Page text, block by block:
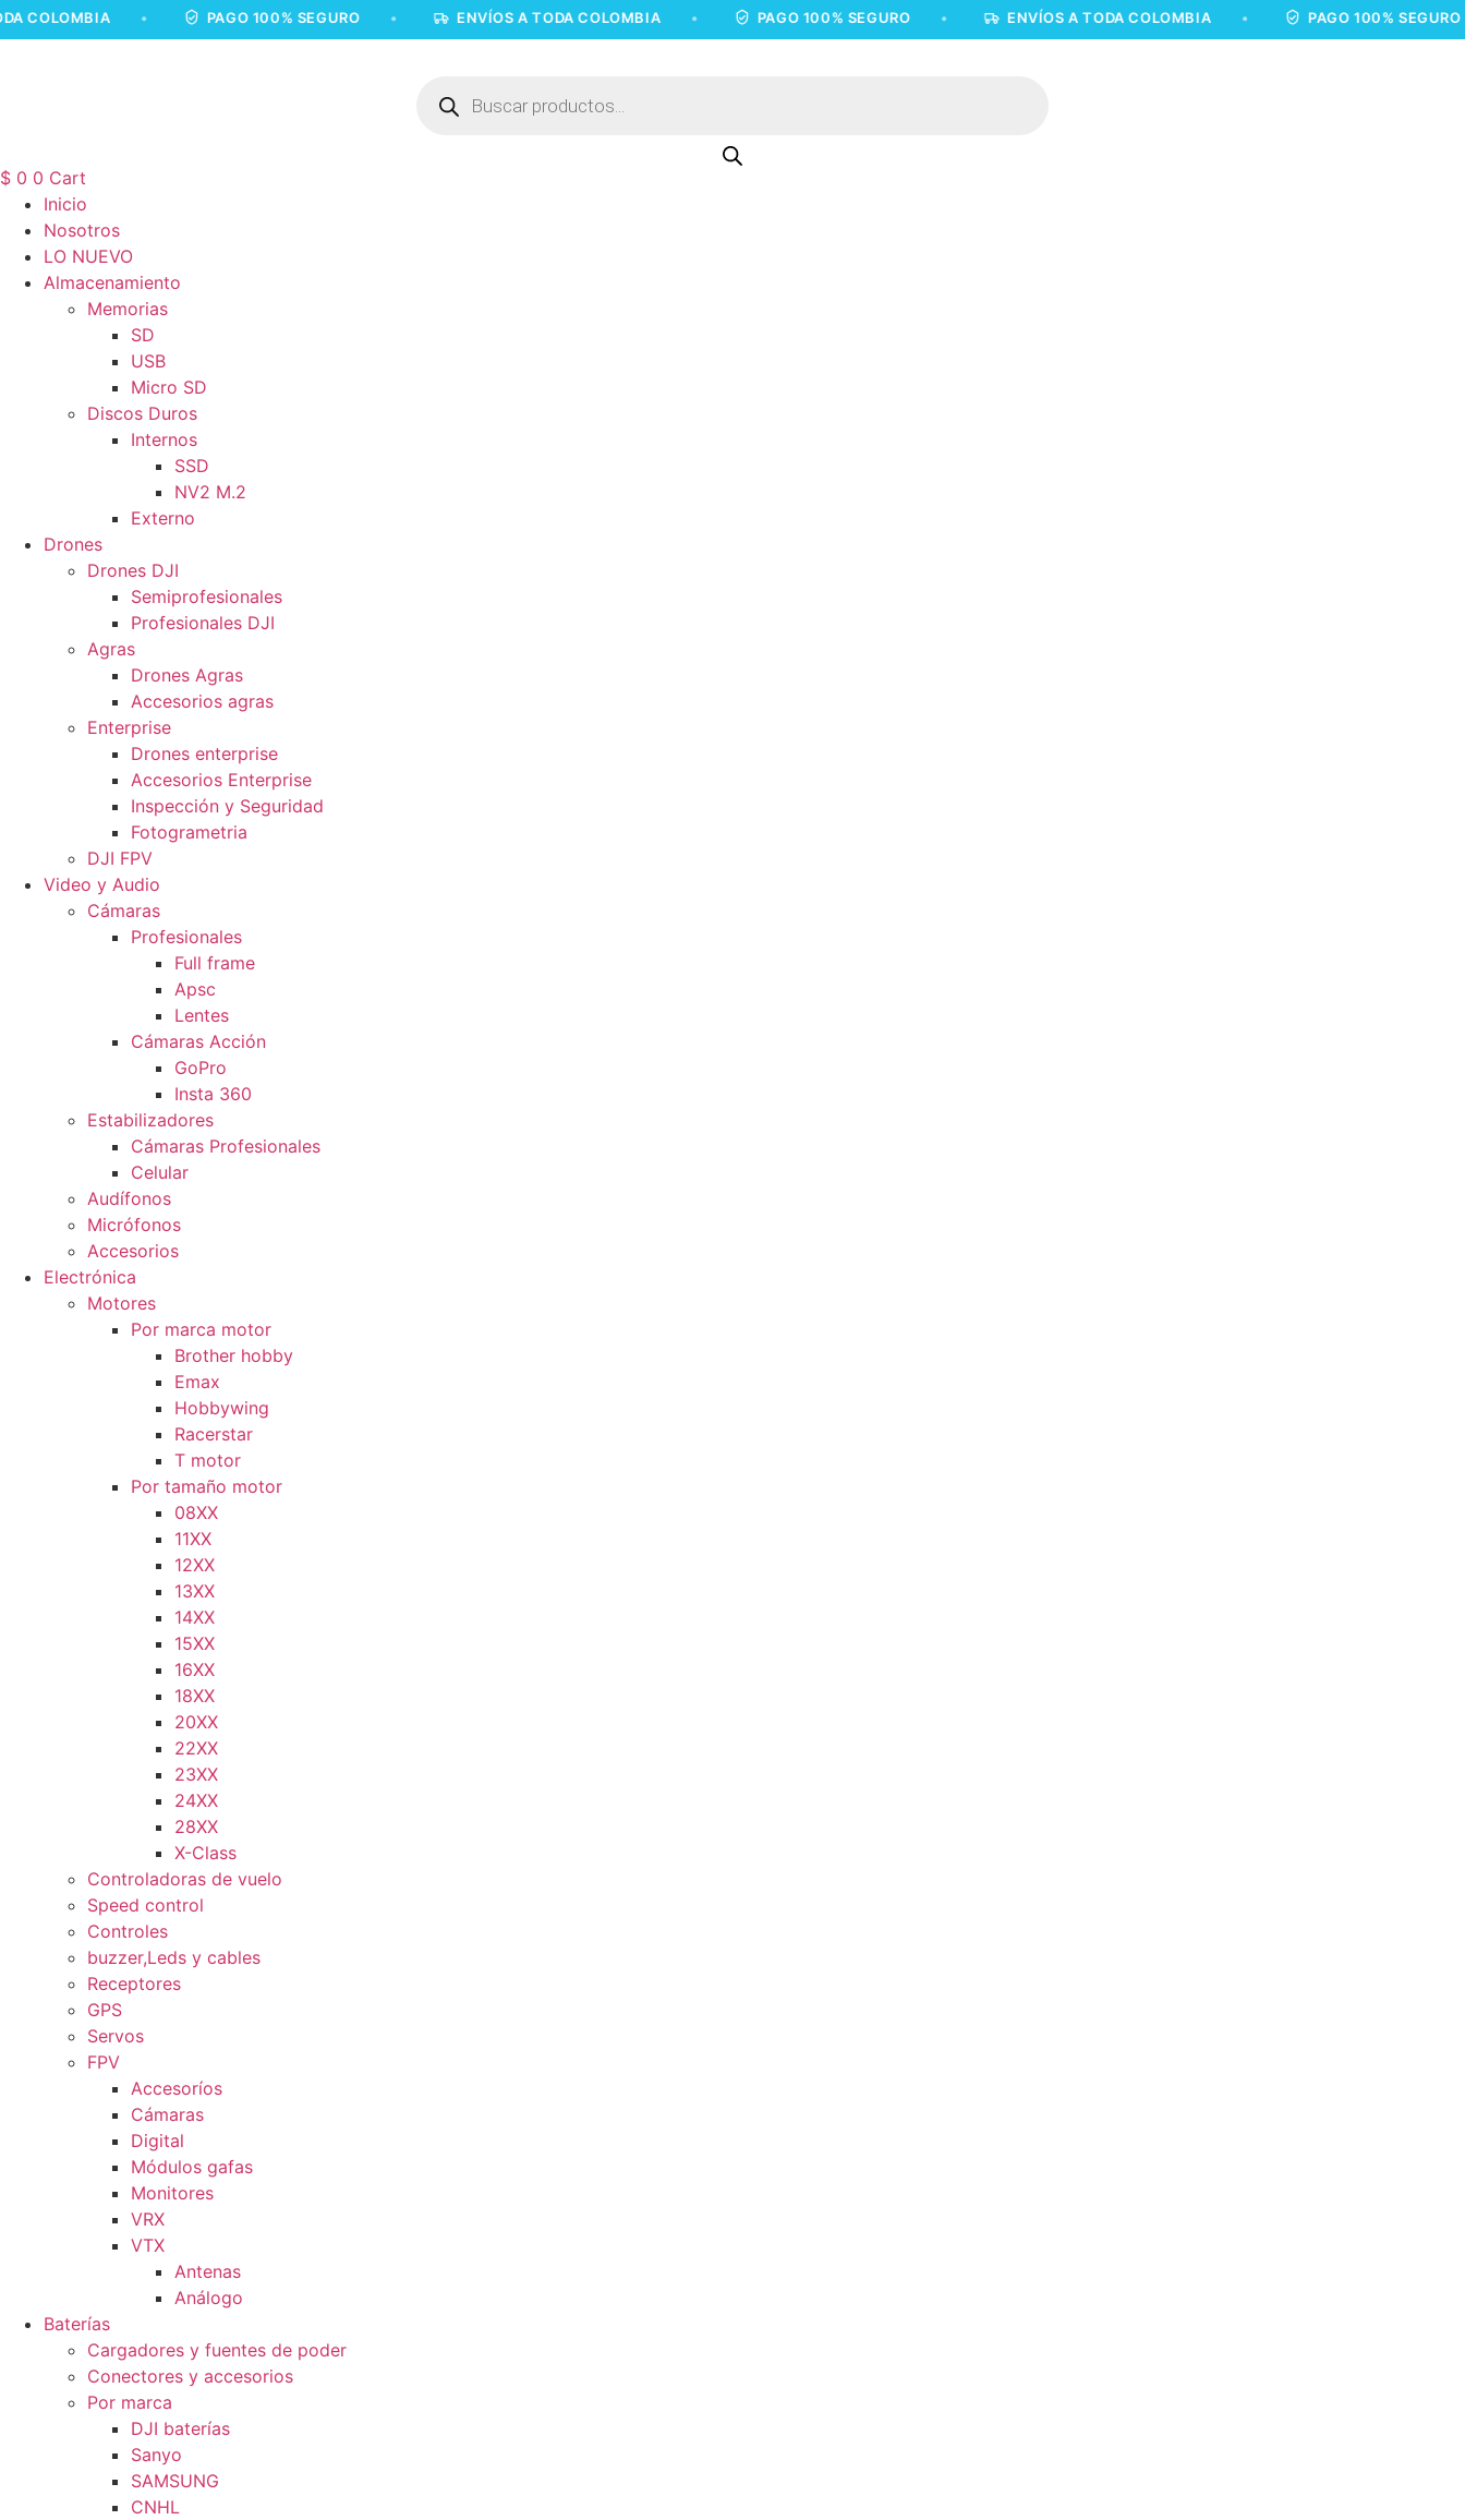
Ir
al
• PAGO 100% SEGURO • ENVÍOS A TODA COLOMBIA • PAGO 100% SEGURO • ENVÍOS A TODA COLOMBIA • PAGO 100% SEGURO •
productos
$ 0 0 Cart
Inicio
Nosotros
LO NUEVO
Almacenamiento
Memorias
SD
USB
Micro SD
Discos Duros
Internos
SSD
NV2 M.2
Externo
Drones
Drones DJI
Semiprofesionales
Profesionales DJI
Agras
Drones Agras
Accesorios agras
Enterprise
Drones enterprise
Accesorios Enterprise
Inspección y Seguridad
Fotogrametria
DJI FPV
Video y Audio
Cámaras
Profesionales
Full frame
Apsc
Lentes
Cámaras Acción
GoPro
Insta 360
Estabilizadores
Cámaras Profesionales
Celular
Audífonos
Micrófonos
Accesorios
Electrónica
Motores
Por marca motor
Brother hobby
Emax
Hobbywing
Racerstar
T motor
Por tamaño motor
08XX
11XX
12XX
13XX
14XX
15XX
16XX
18XX
20XX
22XX
23XX
24XX
28XX
X-Class
Controladoras de vuelo
Speed control
Controles
buzzer,Leds y cables
Receptores
GPS
Servos
FPV
Accesoríos
Cámaras
Digital
Módulos gafas
Monitores
VRX
VTX
Antenas
Análogo
Baterías
Cargadores y fuentes de poder
Conectores y accesorios
Por marca
DJI baterías
Sanyo
SAMSUNG
CNHL